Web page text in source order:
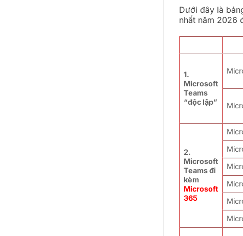
Dưới đây là
nhất năm 2026
1.
Microsoft
Teams
“độc lập”
2.
Microsoft
Teams đi
kèm
Microsoft
365